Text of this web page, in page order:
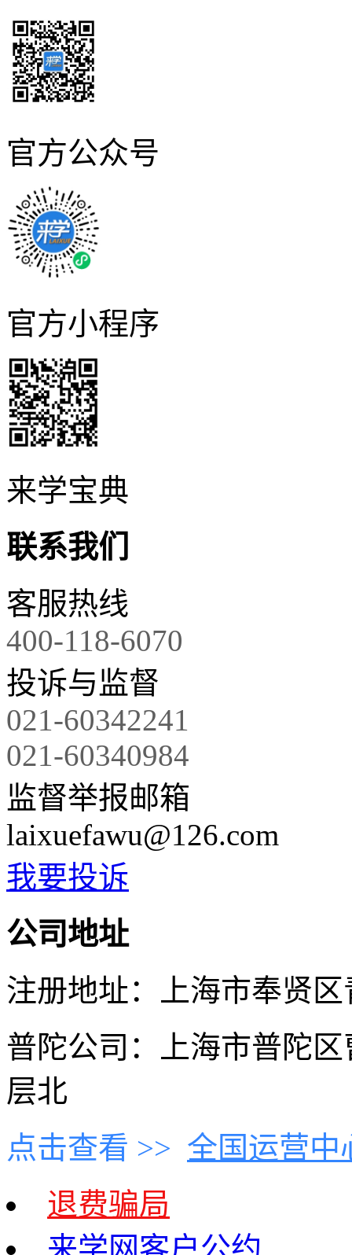
官方公众号
官方小程序
来学宝典
联系我们
客服热线
400-118-6070
投诉与监督
021-60342241
021-60340984
监督举报邮箱
laixuefawu@126.com
我要投诉
公司地址
注册地址：上海市奉贤
普陀公司：上海市普陀
层北
点击查看 >> 全国运营中
退费骗局
来学网客户公约